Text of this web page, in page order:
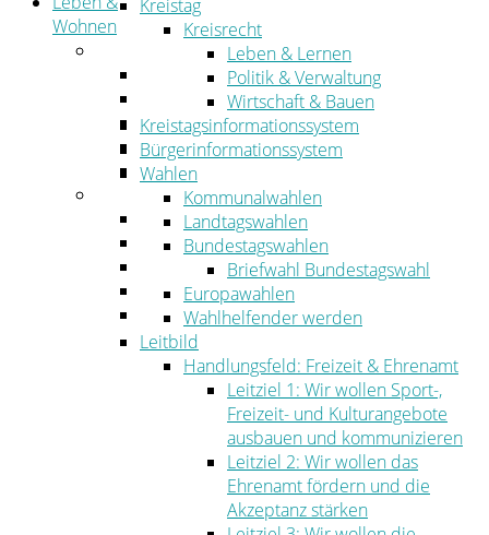
Wohnen
Migration
Schulen, Bildung, Sport und Kultur
Soziales
Gesundheit
Jugend, Familie und Senioren
Bauen und Planen
Abfall
Umwelt
Ordnung
Kreistag
Kreisrecht
Leben & Lernen
Politik & Verwaltung
Wirtschaft & Bauen
Kreistagsinformationssystem
Bürgerinformationssystem
Wahlen
Kommunalwahlen
Landtagswahlen
Bundestagswahlen
Briefwahl Bundestagswahl
Europawahlen
Wahlhelfender werden
Leitbild
Handlungsfeld: Freizeit & Ehrenamt
Leitziel 1: Wir wollen Sport-,
Freizeit- und Kulturangebote
ausbauen und kommunizieren
Leitziel 2: Wir wollen das
Ehrenamt fördern und die
Akzeptanz stärken